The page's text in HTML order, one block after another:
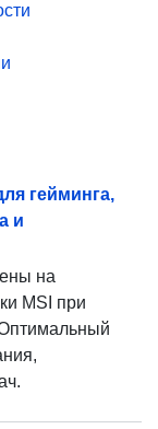
гейминга,
и
на
MSI при